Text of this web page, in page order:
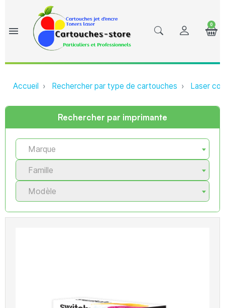
menu
0
Accueil Rechercher par type de cartouches Laser
Rechercher par imprimante
Marque
Famille
Modèle